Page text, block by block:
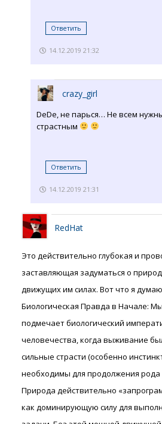
Ответить
14.12.2019 21:32
crazy_girl
DeDe, не парься… Не всем
страстным
Ответить
14.12.2019 21:31
RedHat
Это действительно глубокая и
заставляющая задуматься о
движущих им силах. Вот что я
Биологическая Правда в Начале:
подмечает биологический
человечества, когда выживание
сильные страсти (особенно
необходимы для продолжения рода
Природа действительно
как доминирующую силу для